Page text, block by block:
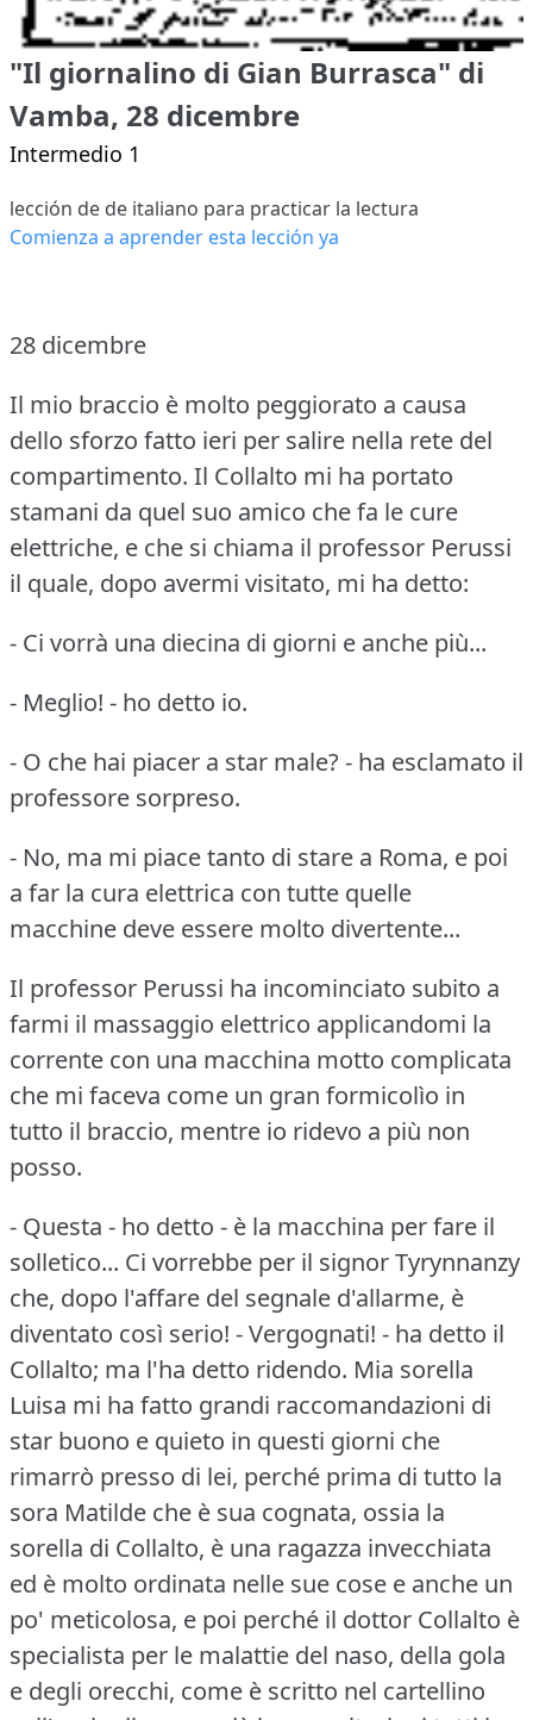
"Il giornalino di Gian Burrasca" di
Vamba, 28 dicembre
Intermedio 1
lección de de italiano para practicar la lectura
Comienza a aprender esta lección ya
28 dicembre
Il mio braccio è molto peggiorato a causa
dello sforzo fatto ieri per salire nella rete del
compartimento. Il Collalto mi ha portato
stamani da quel suo amico che fa le cure
elettriche, e che si chiama il professor Perussi
il quale, dopo avermi visitato, mi ha detto:
- Ci vorrà una diecina di giorni e anche più...
- Meglio! - ho detto io.
- O che hai piacer a star male?- ha esclamato il
professore sorpreso.
- No, ma mi piace tanto di stare a Roma, e poi
a far la cura elettrica con tutte quelle
macchine deve essere molto divertente...
Il professor Perussi ha incominciato subito a
farmi il massaggio elettrico applicandomi la
corrente con una macchina motto complicata
che mi faceva come un gran formicolìo in
tutto il braccio, mentre io ridevo a più non
posso.
- Questa - ho detto - è la macchina per fare il
solletico... Ci vorrebbe per il signor Tyrynnanzy
che, dopo l'affare del segnale d'allarme, è
diventato così serio! - Vergognati! - ha detto il
Collalto; ma l'ha detto ridendo. Mia sorella
Luisa mi ha fatto grandi raccomandazioni di
star buono e quieto in questi giorni che
rimarrò presso di lei, perché prima di tutto la
sora Matilde che è sua cognata, ossia la
sorella di Collalto, è una ragazza invecchiata
ed è molto ordinata nelle sue cose e anche un
po' meticolosa, e poi perché il dottor Collalto è
specialista per le malattie del naso, della gola
e degli orecchi, come è scritto nel cartellino